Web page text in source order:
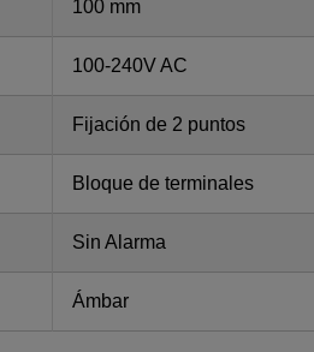
100 mm
100-240V AC
Fijación de 2 puntos
Bloque de terminales
Sin Alarma
Ámbar